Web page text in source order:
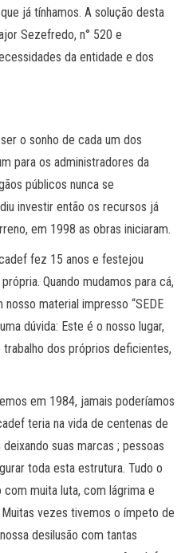
já tínhamos. A solução desta
Sezefredo, n° 520 e
da entidade e dos
o sonho de cada um dos
para os administradores da
públicos nunca se
investir então os recursos já
em 1998 as obras iniciaram.
fez 15 anos e festejou
Quando mudamos para cá,
material impresso “SEDE
dúvida: Este é o nosso lugar,
dos próprios deficientes,
em 1984, jamais poderíamos
teria na vida de centenas de
suas marcas ; pessoas
toda esta estrutura. Tudo o
muita luta, com lágrima e
vezes tivemos o ímpeto de
desilusão com tantas